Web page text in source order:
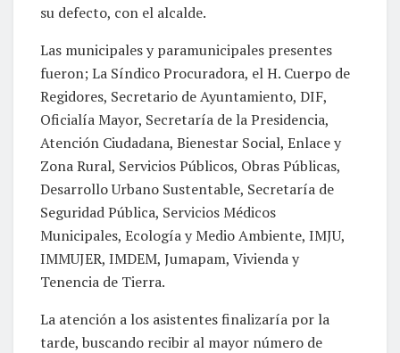
su defecto, con el alcalde.
Las municipales y paramunicipales presentes
fueron; La Síndico Procuradora, el H. Cuerpo de
Regidores, Secretario de Ayuntamiento, DIF,
Oficialía Mayor, Secretaría de la Presidencia,
Atención Ciudadana, Bienestar Social, Enlace y
Zona Rural, Servicios Públicos, Obras Públicas,
Desarrollo Urbano Sustentable, Secretaría de
Seguridad Pública, Servicios Médicos
Municipales, Ecología y Medio Ambiente, IMJU,
IMMUJER, IMDEM, Jumapam, Vivienda y
Tenencia de Tierra.
La atención a los asistentes finalizaría por la
tarde, buscando recibir al mayor número de